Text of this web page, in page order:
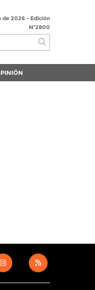
de 2026 - Edición
Nº2800